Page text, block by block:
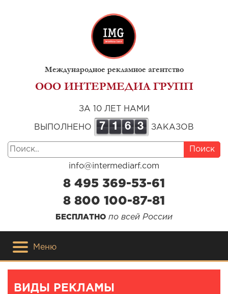
Международное рекламное агентство
ООО ИНТЕРМЕДИА ГРУПП
ЗА 10 ЛЕТ НАМИ
ВЫПОЛНЕНО 7 1 6 3 ЗАКАЗОВ
Поиск
info@intermediarf.com
8 495 369-53-61
8 800 100-87-81
БЕСПЛАТНО по всей России
Меню
ВИДЫ РЕКЛАМЫ